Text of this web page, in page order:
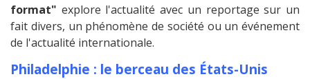
format" explore l'actualité avec un reportage sur un
fait divers, un phénomène de société ou un événement
de l'actualité internationale.
Philadelphie : le berceau des États-Unis